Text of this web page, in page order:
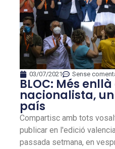
03/07/2021 Sense
BLOC: Més
nacionalista,
país
Compartisc amb tots
publicar en l'edició
passada setmana, en